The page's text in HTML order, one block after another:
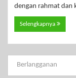
dengan rahmat dan
Selengkapnya